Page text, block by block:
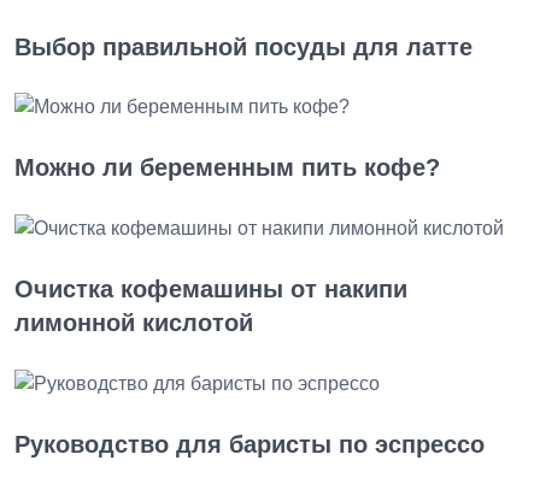
Выбор правильной посуды для латте
Можно ли беременным пить кофе?
Очистка кофемашины от накипи
лимонной кислотой
Руководство для баристы по эспрессо